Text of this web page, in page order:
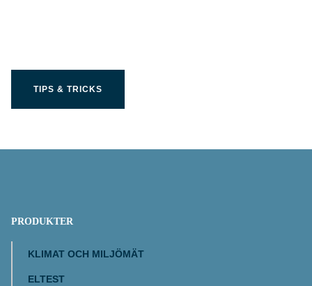
TIPS & TRICKS
PRODUKTER
KLIMAT OCH MILJÖMÄT
ELTEST